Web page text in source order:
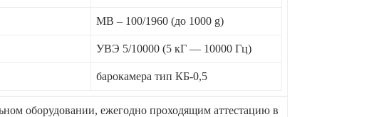
МВ – 100/1960 (до 1000 g)
УВЭ 5/10000 (5 кГ — 10000 Гц)
барокамера тип КБ-0,5
оборудовании, ежегодно проходящим аттестацию в